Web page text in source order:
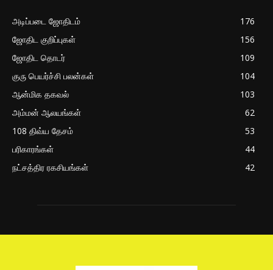
அடிப்படை ஜோதிடம்
176
ஜோதிட குறிப்புகள்
156
ஜோதிட தொடர்
109
குரு பெயர்ச்சி பலன்கள்
104
ஆன்மிக தகவல்
103
அம்மன் ஆலயங்கள்
62
108 திவ்ய தேசம்
53
பரிகாரங்கள்
44
நட்சத்திர ரகசியங்கள்
42